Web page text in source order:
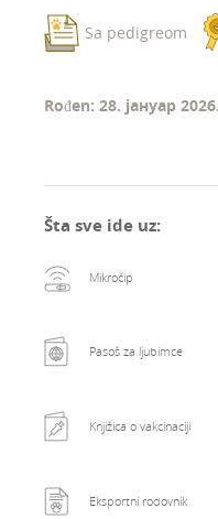
Sa pedigreom
Rođen: 28. јануар 2026.
Šta sve ide uz:
Mikročip
Pasoš za ljubimce
Knjižica o vakcinaciji
Eksportni rodovnik